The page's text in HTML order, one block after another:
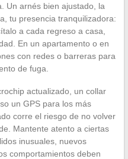
Un arnés bien ajustado, la
tu presencia tranquilizadora:
a cada regreso a casa,
En un apartamento o en
con redes o barreras para
de fuga.
actualizado, un collar
un GPS para los más
corre el riesgo de no volver
Mantente atento a ciertas
inusuales, nuevos
comportamientos deben